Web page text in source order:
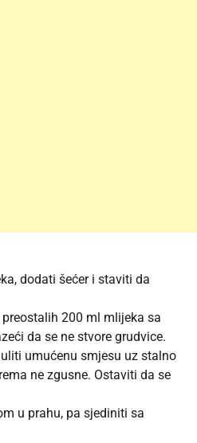
dodati šećer i staviti da
200 ml mlijeka sa
da se ne stvore grudvice.
umućenu smjesu uz stalno
ne zgusne. Ostaviti da se
u prahu, pa sjediniti sa